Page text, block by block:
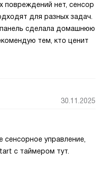
повреждений нет, сенсор
для разных задач.
панель сделала домашнюю
тем, кто ценит
30.11.2025
сенсорное управление,
с таймером тут.